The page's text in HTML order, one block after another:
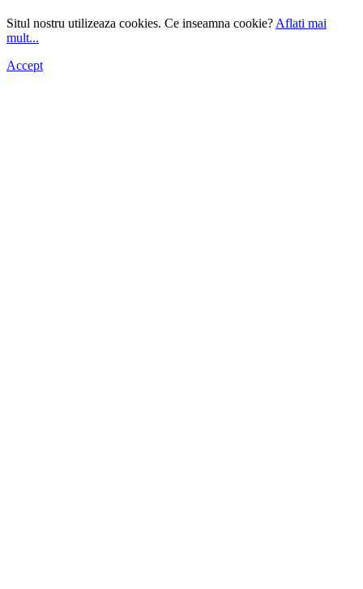
Situl nostru utilizeaza cookies. Ce inseamna cookie? Aflati mai
mult...
Accept